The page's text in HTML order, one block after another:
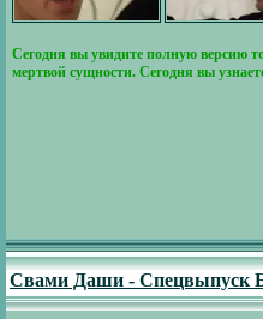
Сегодня вы увидите полную версию
мертвой сущности. Сегодня вы
Свами Даши - Спецвыпуск